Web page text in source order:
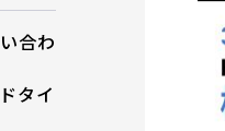
合わ
タイ